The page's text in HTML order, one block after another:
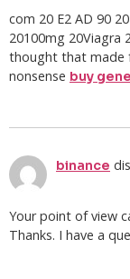
com 20 E2 AD 90
20100mg 20Viagra
thought that made
nonsense buy
binance
Your point of view
Thanks. I have a